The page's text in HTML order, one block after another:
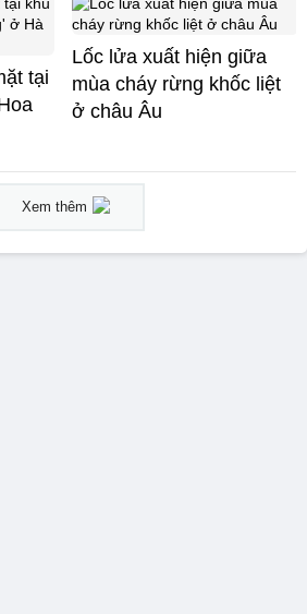
tại
Lốc lửa xuất hiện giữa
mùa cháy rừng khốc liệt
ở châu Âu
Xem thêm